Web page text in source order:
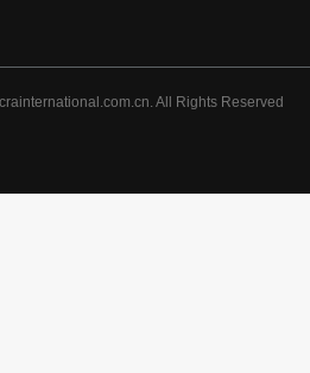
All Rights Reserved